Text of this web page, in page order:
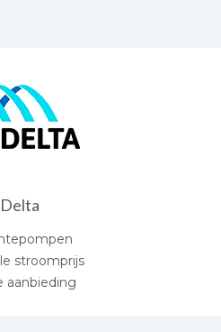
Delta
stroomprijs
aanbieding